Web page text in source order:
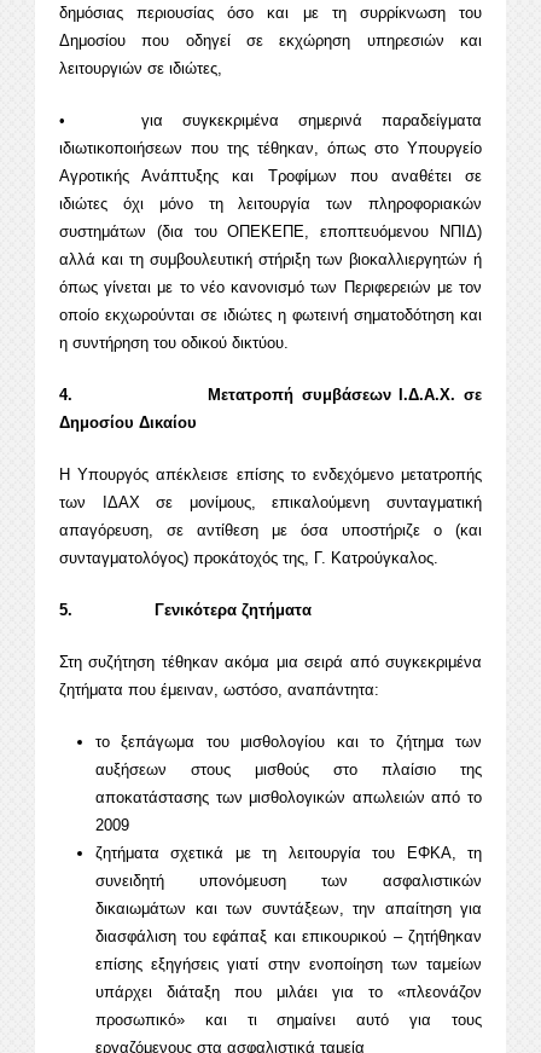
δημόσιας περιουσίας όσο και με τη συρρίκνωση του
Δημοσίου που οδηγεί σε εκχώρηση υπηρεσιών και
λειτουργιών σε ιδιώτες,
• για συγκεκριμένα σημερινά παραδείγματα
ιδιωτικοποιήσεων που της τέθηκαν, όπως στο Υπουργείο
Αγροτικής Ανάπτυξης και Τροφίμων που αναθέτει σε
ιδιώτες όχι μόνο τη λειτουργία των πληροφοριακών
συστημάτων (δια του ΟΠΕΚΕΠΕ, εποπτευόμενου ΝΠΙΔ)
αλλά και τη συμβουλευτική στήριξη των βιοκαλλιεργητών ή
όπως γίνεται με το νέο κανονισμό των Περιφερειών με τον
οποίο εκχωρούνται σε ιδιώτες η φωτεινή σηματοδότηση και
η συντήρηση του οδικού δικτύου.
4. Μετατροπή συμβάσεων Ι.Δ.Α.Χ. σε
Δημοσίου Δικαίου
Η Υπουργός απέκλεισε επίσης το ενδεχόμενο μετατροπής
των ΙΔΑΧ σε μονίμους, επικαλούμενη συνταγματική
απαγόρευση, σε αντίθεση με όσα υποστήριζε ο (και
συνταγματολόγος) προκάτοχός της, Γ. Κατρούγκαλος.
5. Γενικότερα ζητήματα
Στη συζήτηση τέθηκαν ακόμα μια σειρά από συγκεκριμένα
ζητήματα που έμειναν, ωστόσο, αναπάντητα:
το ξεπάγωμα του μισθολογίου και το ζήτημα των
αυξήσεων στους μισθούς στο πλαίσιο της
αποκατάστασης των μισθολογικών απωλειών από το
2009
ζητήματα σχετικά με τη λειτουργία του ΕΦΚΑ, τη
συνειδητή υπονόμευση των ασφαλιστικών
δικαιωμάτων και των συντάξεων, την απαίτηση για
διασφάλιση του εφάπαξ και επικουρικού – ζητήθηκαν
επίσης εξηγήσεις γιατί στην ενοποίηση των ταμείων
υπάρχει διάταξη που μιλάει για το «πλεονάζον
προσωπικό» και τι σημαίνει αυτό για τους
εργαζόμενους στα ασφαλιστικά ταμεία